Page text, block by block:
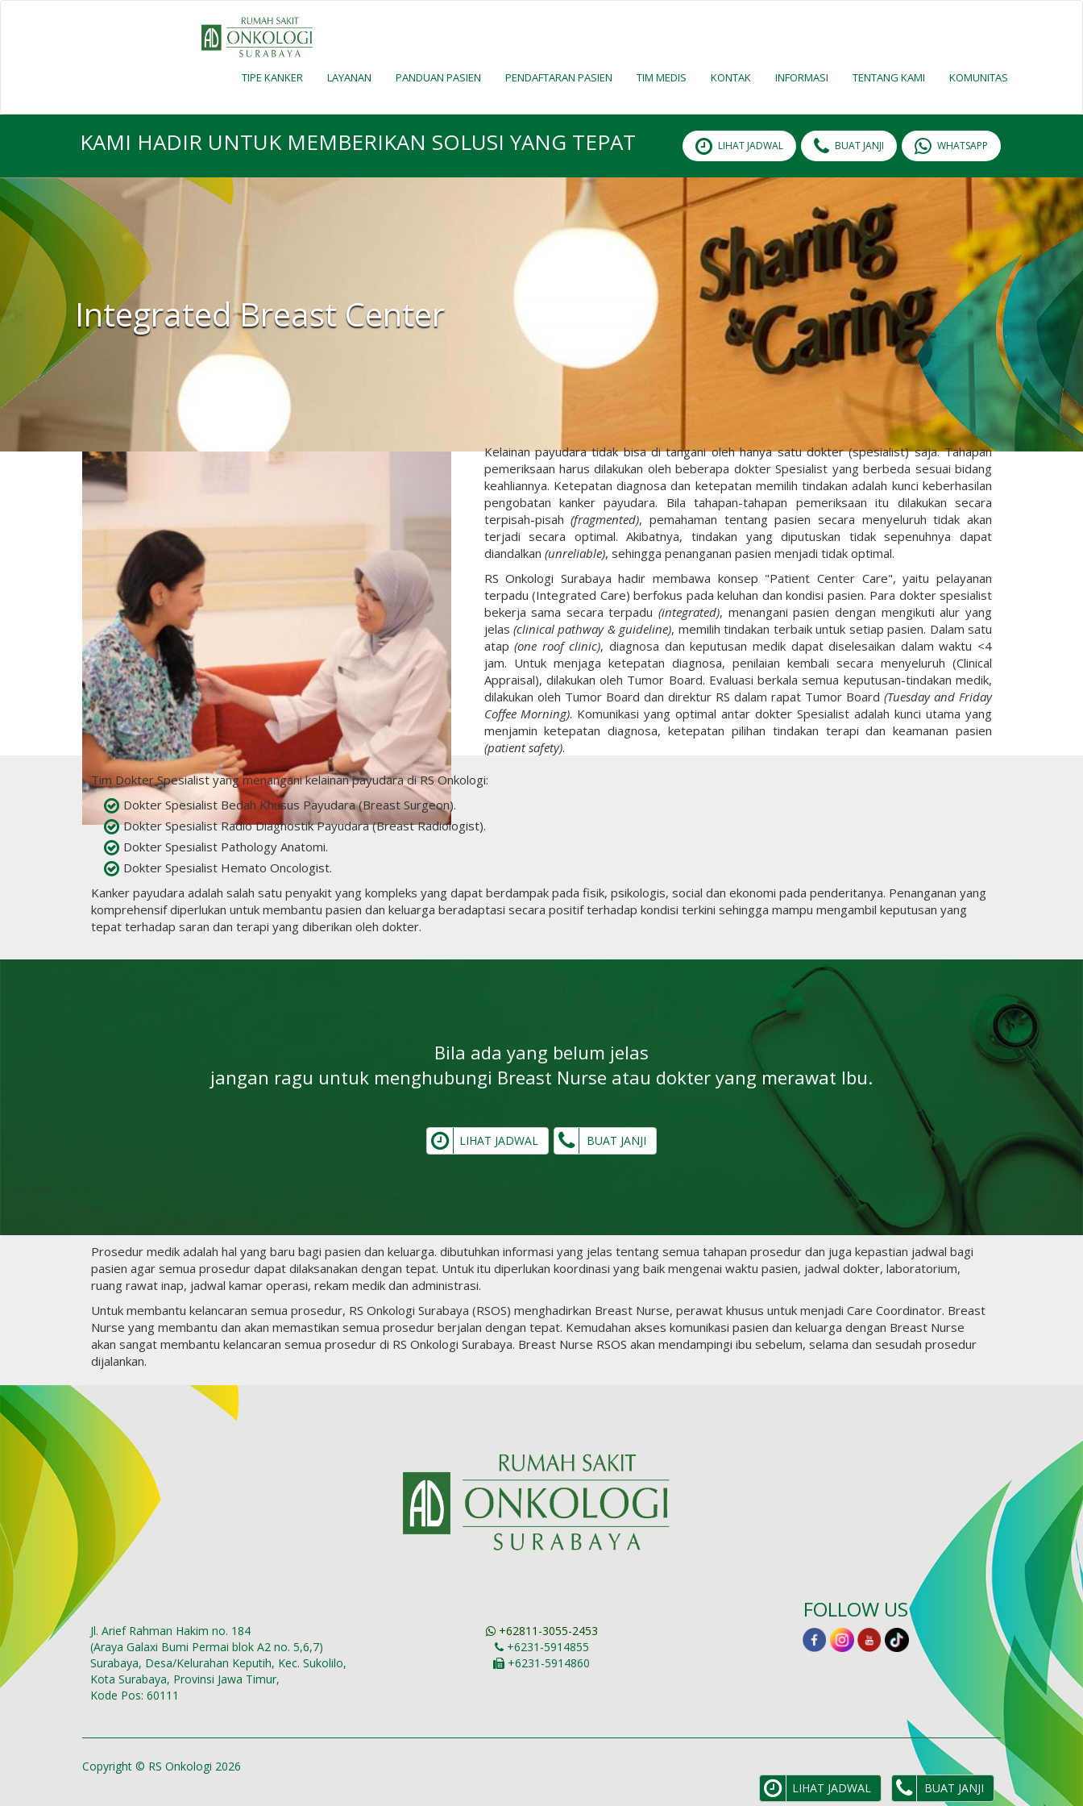
TIPE KANKER LAYANAN PANDUAN PASIEN PENDAFTARAN PASIEN TIM MEDIS KONTAK INFORMASI TENTANG KAMI KOMUNITAS
KAMI HADIR UNTUK MEMBERIKAN SOLUSI YANG TEPAT LIHAT JADWAL BUAT JANJI WHATSAPP
Integrated Breast Center
Kelainan payudara tidak bisa di tangani oleh hanya satu dokter (spesialist) saja. Tahapan
pemeriksaan harus dilakukan oleh beberapa dokter Spesialist yang berbeda sesuai bidang
keahliannya. Ketepatan diagnosa dan ketepatan memilih tindakan adalah kunci keberhasilan
pengobatan kanker payudara. Bila tahapan-tahapan pemeriksaan itu dilakukan secara
terpisah-pisah(fragmented), pemahaman tentang pasien secara menyeluruh tidak akan
terjadi secara optimal. Akibatnya, tindakan yang diputuskan tidak sepenuhnya dapat
diandalkan (unreliable), sehingga penanganan pasien menjadi tidak optimal.
RS Onkologi Surabaya hadir membawa konsep "Patient Center Care", yaitu pelayanan
terpadu (Integrated Care) berfokus pada keluhan dan kondisi pasien. Para dokter spesialist
bekerja sama secara terpadu(integrated), menangani pasien dengan mengikuti alur yang
jelas (clinical pathway & guideline), memilih tindakan terbaik untuk setiap pasien. Dalam satu
atap(one roof clinic), diagnosa dan keputusan medik dapat diselesaikan dalam waktu <4
jam. Untuk menjaga ketepatan diagnosa, penilaian kembali secara menyeluruh (Clinical
Appraisal), dilakukan oleh Tumor Board. Evaluasi berkala semua keputusan-tindakan medik,
dilakukan oleh Tumor Board dan direktur RS dalam rapat Tumor Board (Tuesday and Friday
Coffee Morning). Komunikasi yang optimal antar dokter Spesialist adalah kunci utama yang
menjamin ketepatan diagnosa, ketepatan pilihan tindakan terapi dan keamanan pasien
(patient safety).
Tim Dokter Spesialist yang menangani kelainan payudara di RS Onkologi:
Dokter Spesialist Bedah Khusus Payudara (Breast Surgeon).
Dokter Spesialist Radio Diagnostik Payudara (Breast Radiologist).
Dokter Spesialist Pathology Anatomi.
Dokter Spesialist Hemato Oncologist.
Kanker payudara adalah salah satu penyakit yang kompleks yang dapat berdampak pada fisik, psikologis, social dan ekonomi pada penderitanya. Penanganan yang
komprehensif diperlukan untuk membantu pasien dan keluarga beradaptasi secara positif terhadap kondisi terkini sehingga mampu mengambil keputusan yang
tepat terhadap saran dan terapi yang diberikan oleh dokter.
Bila ada yang belum jelas
jangan ragu untuk menghubungi Breast Nurse atau dokter yang merawat Ibu.
LIHAT JADWAL BUAT JANJI
Prosedur medik adalah hal yang baru bagi pasien dan keluarga. dibutuhkan informasi yang jelas tentang semua tahapan prosedur dan juga kepastian jadwal bagi
pasien agar semua prosedur dapat dilaksanakan dengan tepat. Untuk itu diperlukan koordinasi yang baik mengenai waktu pasien, jadwal dokter, laboratorium,
ruang rawat inap, jadwal kamar operasi, rekam medik dan administrasi.
Untuk membantu kelancaran semua prosedur, RS Onkologi Surabaya (RSOS) menghadirkan Breast Nurse, perawat khusus untuk menjadi Care Coordinator. Breast
Nurse yang membantu dan akan memastikan semua prosedur berjalan dengan tepat. Kemudahan akses komunikasi pasien dan keluarga dengan Breast Nurse
akan sangat membantu kelancaran semua prosedur di RS Onkologi Surabaya. Breast Nurse RSOS akan mendampingi ibu sebelum, selama dan sesudah prosedur
dijalankan.
Jl. Arief Rahman Hakim no. 184
(Araya Galaxi Bumi Permai blok A2 no. 5,6,7)
Surabaya, Desa/Kelurahan Keputih, Kec. Sukolilo,
Kota Surabaya, Provinsi Jawa Timur,
Kode Pos: 60111
+62811-3055-2453
+6231-5914855
+6231-5914860
FOLLOW US
Copyright © RS Onkologi 2026
LIHAT JADWAL
BUAT JANJI